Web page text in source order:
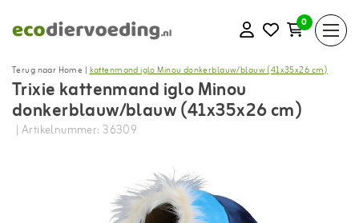
0
Terug naar Home |kattenmand iglo Minou donkerblauw/blauw (41x35x26 cm)
Trixie kattenmand iglo Minou
donkerblauw/blauw (41x35x26 cm)
| Artikelnummer: 36309